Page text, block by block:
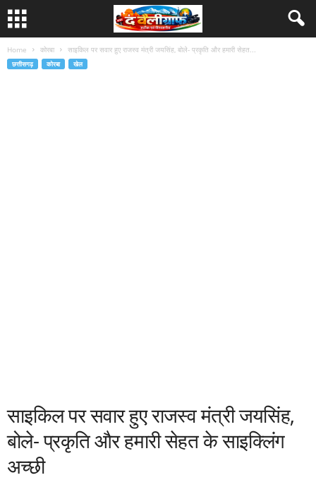
Home कोरबा साइकिल पर सवार हुए राजस्व मंत्री जयसिंह, बोले- प्रकृति और हमारी सेहत...
छत्तीसगढ़ कोरबा खेल
साइकिल पर सवार हुए राजस्व मंत्री जयसिंह,
बोले- प्रकृति और हमारी सेहत के साइक्लिंग
अच्छी